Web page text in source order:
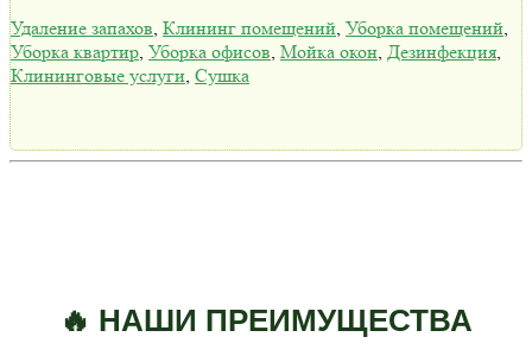
Удаление запахов, Клининг помещений, Уборка помещений,
Уборка квартир, Уборка офисов, Мойка окон, Дезинфекция,
Клининговые услуги, Сушка
🔥 НАШИ ПРЕИМУЩЕСТВА